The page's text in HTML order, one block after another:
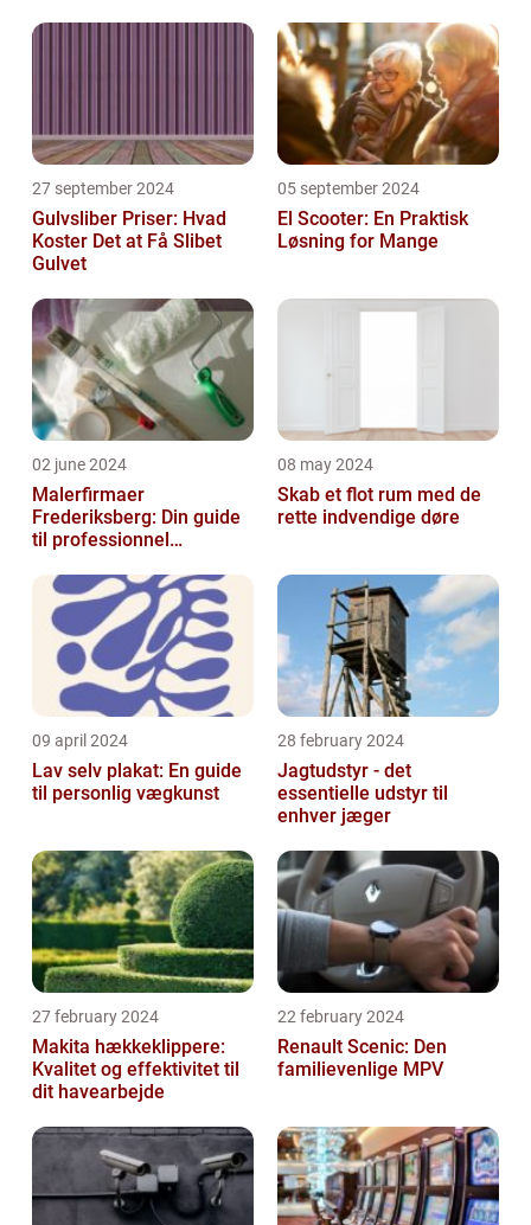
27 september 2024
Gulvsliber Priser: Hvad
Koster Det at Få Slibet
Gulvet
05 september 2024
El Scooter: En Praktisk
Løsning for Mange
02 june 2024
Malerfirmaer
Frederiksberg: Din guide
til professionnel
08 may 2024
Skab et flot rum med de
rette indvendige døre
09 april 2024
Lav selv plakat: En guide
til personlig vægkunst
28 february 2024
Jagtudstyr - det
essentielle udstyr til
enhver jæger
27 february 2024
Makita hækkeklippere:
Kvalitet og effektivitet til
dit havearbejde
22 february 2024
Renault Scenic: Den
familievenlige MPV